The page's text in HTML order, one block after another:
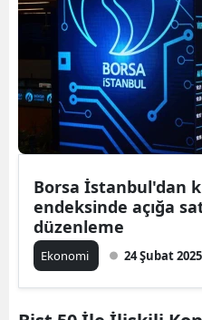
Borsa İstanbul'dan
endeksinde açığa
düzenleme
Ekonomi 24 Şubat 2025